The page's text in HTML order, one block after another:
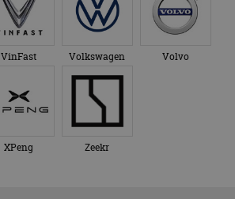
VinFast Volkswagen Volvo
XPeng Zeekr